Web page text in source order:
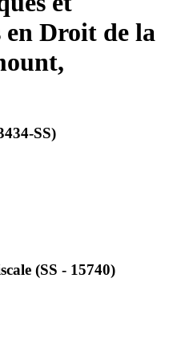
Droit de la
SS)
(SS - 15740)